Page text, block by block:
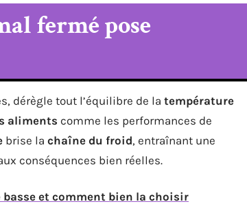
fermé pose
dérègle tout l’équilibre de la température
aliments comme les performances de
brise la chaîne du froid, entraînant une
conséquences bien réelles.
et comment bien la choisir